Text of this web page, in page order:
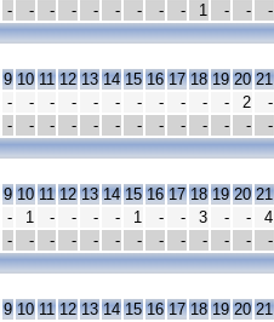
- - - - - - - - - 1 - - -
9 10 11 12 13 14 15 16 17 18 19 20 21
- - - - - - - - - - - 2 -
- - - - - - - - - - - - -
9 10 11 12 13 14 15 16 17 18 19 20 21
- 1 - - - - 1 - - 3 - - 4
- - - - - - - - - - - - -
9 10 11 12 13 14 15 16 17 18 19 20 21